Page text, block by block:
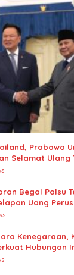
Prabowo
Selamat Ulang
Begal Palsu
Uang
Kenegaraan,
Hubungan